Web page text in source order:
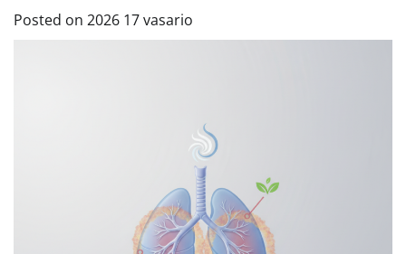
Posted on 2026 17 vasario